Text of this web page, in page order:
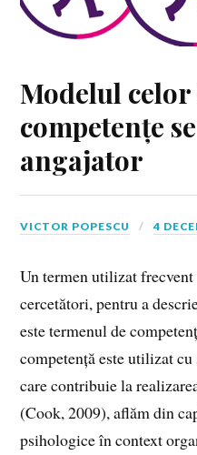
Modelul celor
competențe
angajator
VICTOR POPESCU 4
Un termen utilizat
cercetători, pentru a
este termenul de
competență este utilizat
care contribuie la
(Cook, 2009), aflăm din
psihologice în context